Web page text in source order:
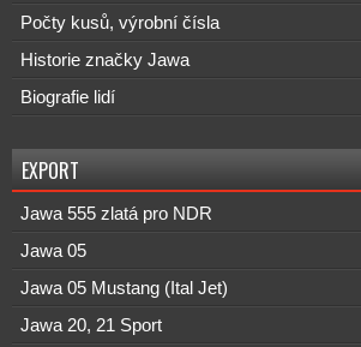
Počty kusů, výrobní čísla
Historie značky Jawa
Biografie lidí
EXPORT
Jawa 555 zlatá pro NDR
Jawa 05
Jawa 05 Mustang (Ital Jet)
Jawa 20, 21 Sport